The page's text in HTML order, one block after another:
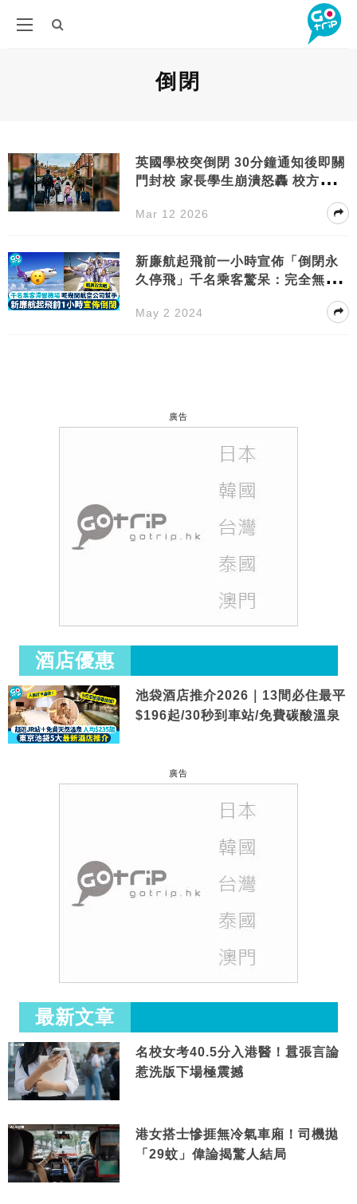
倒閉
英國學校突倒閉 30分鐘通知後即關
門封校 家長學生崩潰怒轟 校方透露
Mar 12 2026
新廉航起飛前一小時宣佈「倒閉永
久停飛」千名乘客驚呆：完全無後
May 2 2024
廣告
酒店優惠
池袋酒店推介2026｜13間必住最平
$196起/30秒到車站/免費碳酸溫泉
廣告
最新文章
名校女考40.5分入港醫！囂張言論
惹洗版下場極震撼
港女搭士慘捱無冷氣車廂！司機拋
「29蚊」偉論揭驚人結局